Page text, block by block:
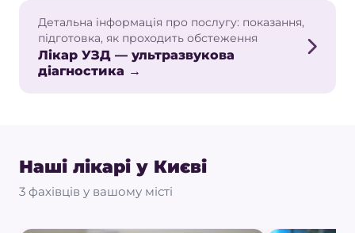
Детальна інформація про послугу: показання,
підготовка, як проходить обстеження
Лікар УЗД — ультразвукова
діагностика →
Наші лікарі у Києві
3 фахівців у вашому місті